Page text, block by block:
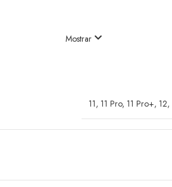
Mostrar
11, 11 Pro, 11 Pro+, 12,